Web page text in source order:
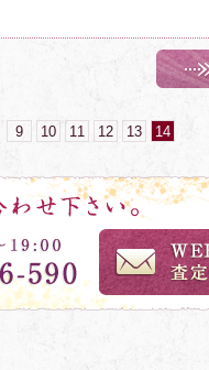
9 10 11 12 13 14